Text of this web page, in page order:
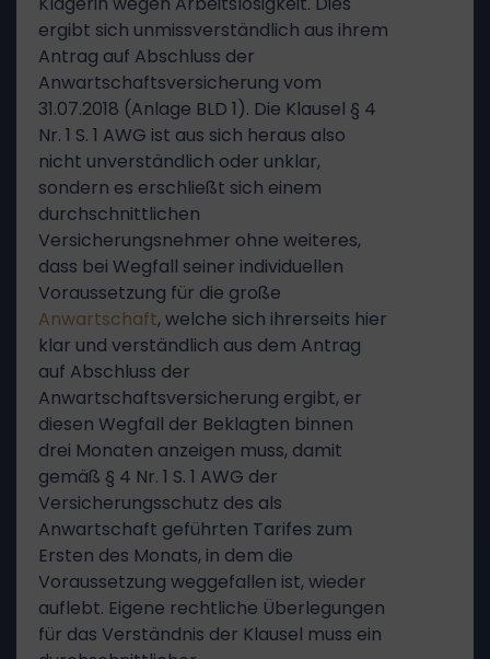
ergibt sich unmissverständlich aus ihrem
Antrag auf Abschluss der
Anwartschaftsversicherung vom
31.07.2018 (Anlage BLD 1). Die Klausel § 4
Nr. 1 S. 1 AWG ist aus sich heraus also
nicht unverständlich oder unklar,
sondern es erschließt sich einem
durchschnittlichen
Versicherungsnehmer ohne weiteres,
dass bei Wegfall seiner individuellen
Voraussetzung für die große
Anwartschaft, welche sich ihrerseits hier
klar und verständlich aus dem Antrag
auf Abschluss der
Anwartschaftsversicherung ergibt, er
diesen Wegfall der Beklagten binnen
drei Monaten anzeigen muss, damit
gemäß § 4 Nr. 1 S. 1 AWG der
Versicherungsschutz des als
Anwartschaft geführten Tarifes zum
Ersten des Monats, in dem die
Voraussetzung weggefallen ist, wieder
auflebt. Eigene rechtliche Überlegungen
für das Verständnis der Klausel muss ein